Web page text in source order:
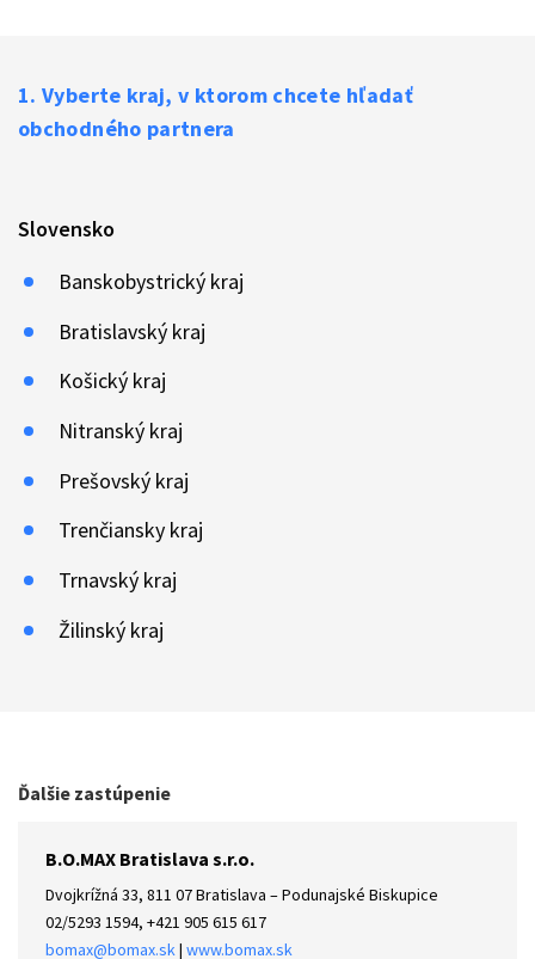
1. Vyberte kraj, v ktorom chcete hľadať
obchodného partnera
Slovensko
Banskobystrický kraj
Bratislavský kraj
Košický kraj
Nitranský kraj
Prešovský kraj
Trenčiansky kraj
Trnavský kraj
Žilinský kraj
Ďalšie zastúpenie
B.O.MAX Bratislava s.r.o.
Dvojkrížná 33, 811 07 Bratislava – Podunajské Biskupice
02/5293 1594, +421 905 615 617
bomax@bomax.sk | www.bomax.sk